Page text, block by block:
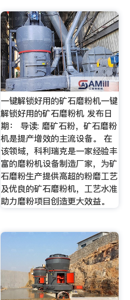
一键解锁好用的矿石磨粉机一键
解锁好用的矿石磨粉机 发布日
期： 导读: 磨矿石粉，矿石磨粉
机是提产增效的主流设备。 在
该领域，科利瑞克是一家经验丰
富的磨粉机设备制造厂家，为矿
石磨粉生产提供高超的粉磨工艺
及优良的矿石磨粉机，工艺水准
助力磨粉项目创造更大效益。